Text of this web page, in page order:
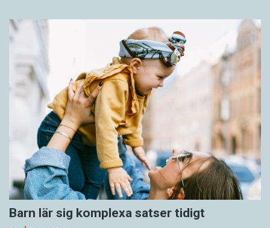
Barn lär sig komplexa satser tidigt